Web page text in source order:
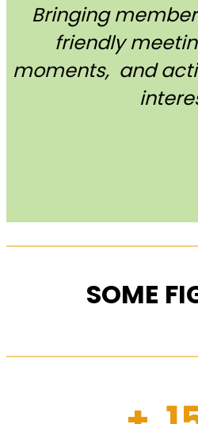
Bringing
friendly
moments, and
SOME